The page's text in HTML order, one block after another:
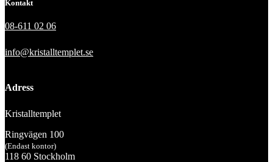
Kontakt
08-611 02 06
info@kristalltemplet.se
Adress
Kristalltemplet
Ringvägen 100
(Endast kontor)
118 60 Stockholm